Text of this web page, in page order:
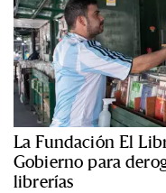
La Fundación El
Gobierno para
librerías